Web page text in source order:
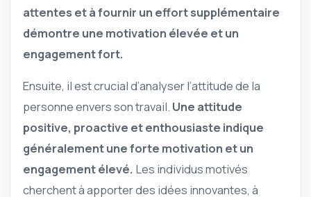
attentes et à fournir un effort supplémentaire
démontre une motivation élevée et un
engagement fort.
Ensuite, il est crucial d’analyser l’attitude de la
personne envers son travail. Une attitude
positive, proactive et enthousiaste indique
généralement une forte motivation et un
engagement élevé. Les individus motivés
cherchent à apporter des idées innovantes, à